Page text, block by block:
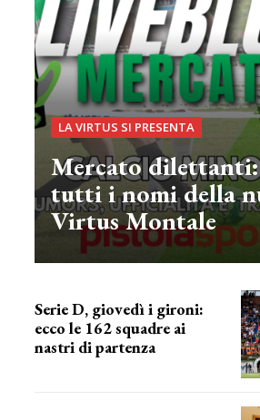
LA VIRTUS SI PRESENTA
Mercato dilettanti:
tutti i nomi della
Virtus Montale
Serie D, giovedì i gironi:
ecco le 162 squadre ai
nastri di partenza